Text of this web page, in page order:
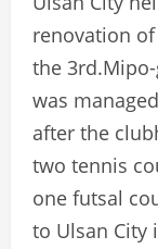
renovation
the
was
after the
two tennis
one futsal
to Ulsan City